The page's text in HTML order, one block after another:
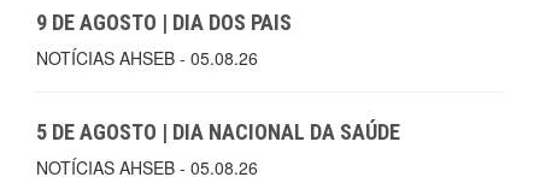
9 DE AGOSTO | DIA DOS PAIS
NOTÍCIAS AHSEB - 05.08.26
5 DE AGOSTO | DIA NACIONAL DA SAÚDE
NOTÍCIAS AHSEB - 05.08.26